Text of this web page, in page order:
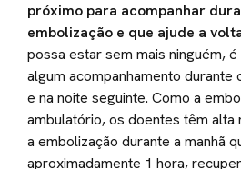
próximo para acompanhar
embolização e que ajude a
possa estar sem mais ninguém,
algum acompanhamento durante
e na noite seguinte. Como a
ambulatório, os doentes têm alta
a embolização durante a manhã
aproximadamente 1 hora,